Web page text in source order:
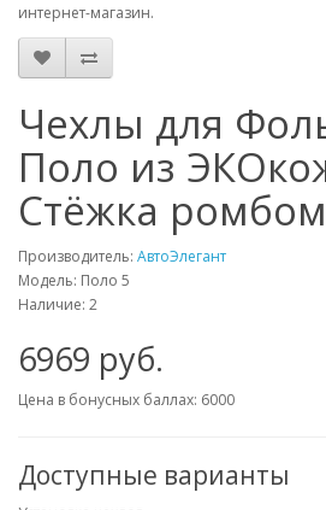
интернет-магазин.
Чехлы для
Поло из
Стёжка ромбом
Производитель: АвтоЭлегант
Модель: Поло 5
Наличие: 2
6969 руб.
Цена в бонусных баллах: 6000
Доступные варианты